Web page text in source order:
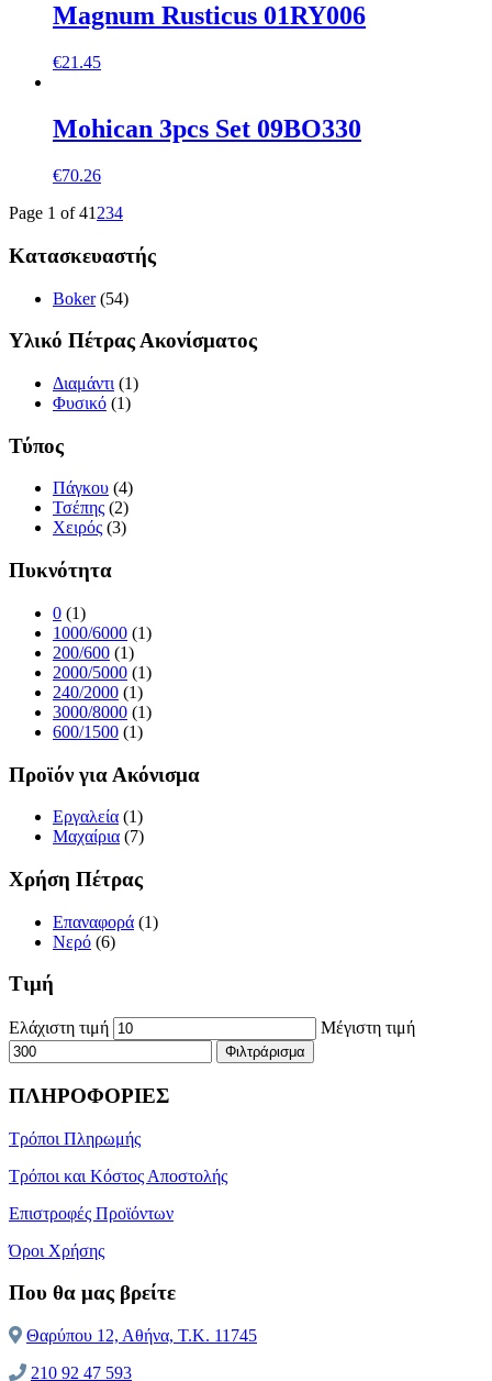
Magnum Rusticus 01RY006
€21.45
Mohican 3pcs Set 09BO330
€70.26
Page 1 of 41 234
Κατασκευαστής
Boker (54)
Υλικό Πέτρας Ακονίσματος
Διαμάντι (1)
Φυσικό (1)
Τύπος
Πάγκου (4)
Τσέπης (2)
Χειρός (3)
Πυκνότητα
0 (1)
1000/6000 (1)
200/600 (1)
2000/5000 (1)
240/2000 (1)
3000/8000 (1)
600/1500 (1)
Προϊόν για Ακόνισμα
Εργαλεία (1)
Μαχαίρια (7)
Χρήση Πέτρας
Επαναφορά (1)
Νερό (6)
Τιμή
Ελάχιστη τιμή Μέγιστη τιμή
Φιλτράρισμα
ΠΛΗΡΟΦΟΡΙΕΣ
Τρόποι Πληρωμής
Τρόποι και Κόστος Αποστολής
Επιστροφές Προϊόντων
Όροι Χρήσης
Που θα μας βρείτε
Θαρύπου 12, Αθήνα, T.K. 11745
210 92 47 593